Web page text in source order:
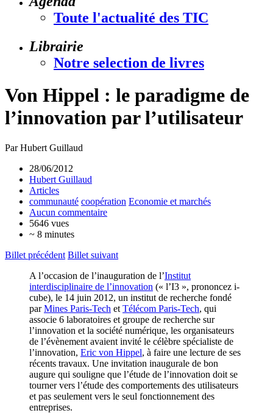
Toute l'actualité des TIC
Librairie
Notre selection de livres
Von Hippel : le paradigme de
l’innovation par l’utilisateur
Par Hubert Guillaud
28/06/2012
Hubert Guillaud
Articles
communauté coopération Economie et marchés
Aucun commentaire
5646 vues
~ 8 minutes
Billet précédent Billet suivant
A l’occasion de l’inauguration de l’Institut
interdisciplinaire de l’innovation (« l’I3 », prononcez i-
cube), le 14 juin 2012, un institut de recherche fondé
parMines Paris-Tech et Télécom Paris-Tech, qui
associe 6 laboratoires et groupe de recherche sur
l’innovation et la société numérique, les organisateurs
de l’évènement avaient invité le célèbre spécialiste de
l’innovation, Eric von Hippel, à faire une lecture de ses
récents travaux. Une invitation inaugurale de bon
augure qui souligne que l’étude de l’innovation doit se
tourner vers l’étude des comportements des utilisateurs
et pas seulement vers le seul fonctionnement des
entreprises.